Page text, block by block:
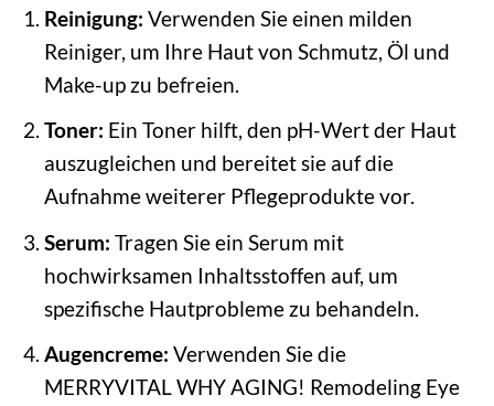
Reinigung: Verwenden Sie einen milden
Reiniger, um Ihre Haut von Schmutz, Öl und
Make-up zu befreien.
Toner: Ein Toner hilft, den pH-Wert der Haut
auszugleichen und bereitet sie auf die
Aufnahme weiterer Pflegeprodukte vor.
Serum: Tragen Sie ein Serum mit
hochwirksamen Inhaltsstoffen auf, um
spezifische Hautprobleme zu behandeln.
Augencreme: Verwenden Sie die
MERRYVITAL WHY AGING! Remodeling Eye